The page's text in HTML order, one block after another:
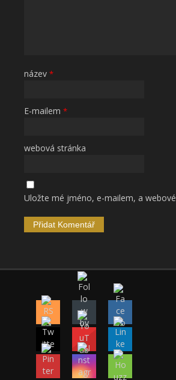
název *
E-mailem *
webová stránka
Uložte mé jméno, e-mailem, a